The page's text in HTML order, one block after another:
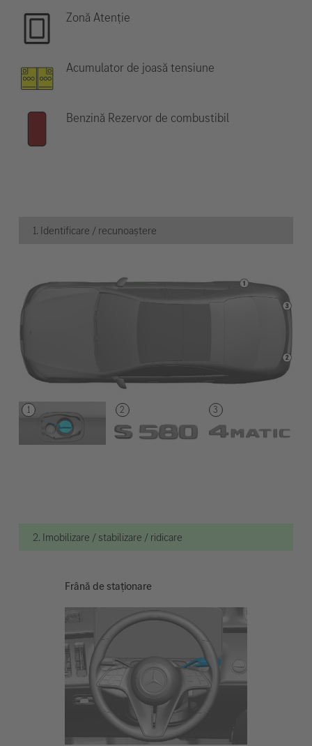
Zonă Atenție
Acumulator de joasă tensiune
Benzină Rezervor de combustibil
1. Identificare / recunoaștere
2. Imobilizare / stabilizare / ridicare
Frână de staționare